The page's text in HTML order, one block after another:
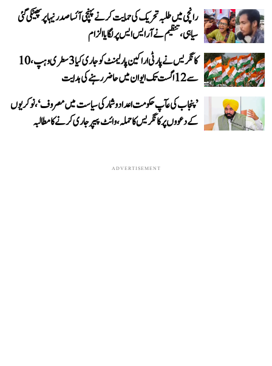
رانچی میں طلبہ تحریک کی حمایت کرنے پہنچی آئسا صدر نیہا پر پھینکی گئی
سیاہی، تنظیم نے آر ایس ایس پر لگایا الزام
کانگریس نے پارٹی اراکین پارلیمنٹ کو جاری کیا 3 سطری وہپ، 10
سے 12 اگست تک ایوان میں حاضر رہنے کی ہدایت
’پنجاب کی عآپ حکومت اعداد و شمار کی سیاست میں مصروف‘، نوکریوں
کے دعووں پر کانگریس کا حملہ، وائٹ پیپر جاری کرنے کا مطالبہ
ADVERTISEMENT